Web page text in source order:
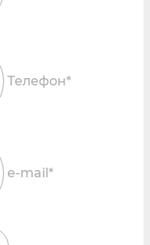
Телефон*
e-mail*